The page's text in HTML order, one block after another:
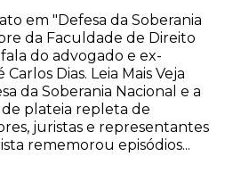
em "Defesa da Soberania
da Faculdade de Direito
do advogado e ex-
Dias. Leia Mais Veja
da Soberania Nacional e a
plateia repleta de
juristas e representantes
rememorou episódios...